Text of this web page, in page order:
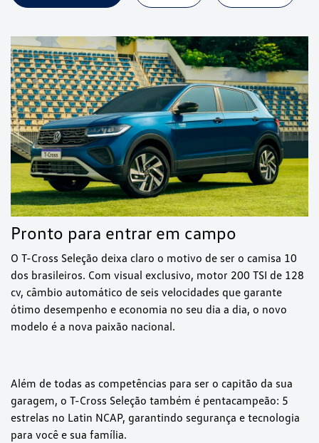
Pronto para entrar em campo
O T-Cross Seleção deixa claro o motivo de ser o camisa 10
dos brasileiros. Com visual exclusivo, motor 200 TSI de 128
cv, câmbio automático de seis velocidades que garante
ótimo desempenho e economia no seu dia a dia, o novo
modelo é a nova paixão nacional.
Além de todas as competências para ser o capitão da sua
garagem, o T-Cross Seleção também é pentacampeão: 5
estrelas no Latin NCAP, garantindo segurança e tecnologia
para você e sua família.